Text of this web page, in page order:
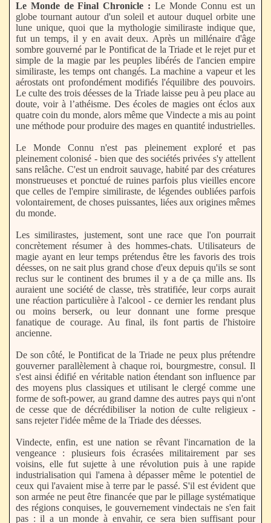
Le Monde de Final Chronicle : Le Monde Connu est un
globe tournant autour d'un soleil et autour duquel orbite une
lune unique, quoi que la mythologie similiraste indique que,
fut un temps, il y en avait deux. Après un millénaire d'âge
sombre gouverné par le Pontificat de la Triade et le rejet pur et
simple de la magie par les peuples libérés de l'ancien empire
similiraste, les temps ont changés. La machine a vapeur et les
aérostats ont profondément modifiés l'équilibre des pouvoirs.
Le culte des trois déesses de la Triade laisse peu à peu place au
doute, voir à l’athéisme. Des écoles de magies ont éclos aux
quatre coin du monde, alors même que Vindecte a mis au point
une méthode pour produire des mages en quantité industrielles.
Le Monde Connu n'est pas pleinement exploré et pas
pleinement colonisé - bien que des sociétés privées s'y attellent
sans relâche. C'est un endroit sauvage, habité par des créatures
monstrueuses et ponctué de ruines parfois plus vieilles encore
que celles de l'empire similiraste, de légendes oubliées parfois
volontairement, de choses puissantes, liées aux origines mêmes
du monde.
Les similirastes, justement, sont une race que l'on pourrait
concrètement résumer à des hommes-chats. Utilisateurs de
magie ayant en leur temps prétendus être les favoris des trois
déesses, on ne sait plus grand chose d'eux depuis qu'ils se sont
reclus sur le continent des brumes il y a de ça mille ans. Ils
auraient une société de classe, très stratifiée, leur corps aurait
une réaction particulière à l'alcool - ce dernier les rendant plus
ou moins berserk, ou leur donnant une forme presque
fanatique de courage. Au final, ils font partis de l'histoire
ancienne.
De son côté, le Pontificat de la Triade ne peux plus prétendre
gouverner parallèlement à chaque roi, bourgmestre, consul. Il
s'est ainsi édifié en véritable nation étendant son influence par
des moyens plus classiques et utilisant le clergé comme une
forme de soft-power, au grand damne des autres pays qui n'ont
de cesse que de décrédibiliser la notion de culte religieux -
sans rejeter l'idée même de la Triade des déesses.
Vindecte, enfin, est une nation se rêvant l'incarnation de la
vengeance : plusieurs fois écrasées militairement par ses
voisins, elle fut sujette à une révolution puis à une rapide
industrialisation qui l'amena à dépasser même le potentiel de
ceux qui l'avaient mise à terre par le passé. S'il est évident que
son armée ne peut être financée que par le pillage systématique
des régions conquises, le gouvernement vindectais ne s'en fait
pas : il a un monde à envahir, ce sera bien suffisant pour